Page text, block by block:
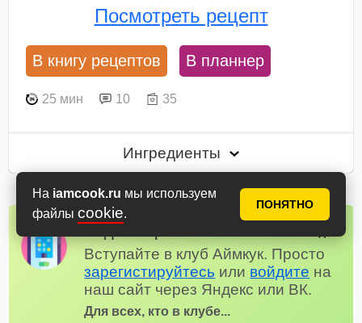
На iamcook.ru мы используем
файлы cookie.
ПОНЯТНО
Посмотреть рецепт
В книгу рецептов В планнер
25 мин 10 35
Ингредиенты
Вступайте в клуб Аймкук. Просто
зарегистируйтесь или войдите на
наш сайт через Яндекс или ВК.
Для всех, кто в клубе...
✕